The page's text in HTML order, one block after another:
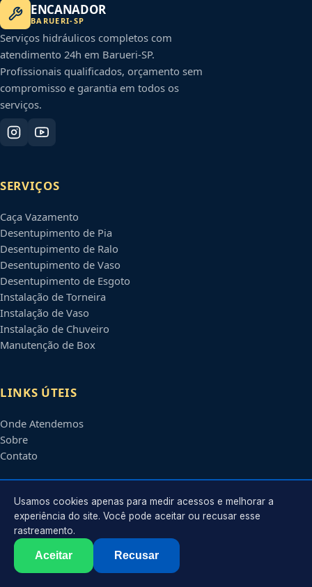
ENCANADOR
BARUERI-SP
Serviços hidráulicos completos com
atendimento 24h em Barueri-SP.
Profissionais qualificados, orçamento sem
compromisso e garantia em todos os
serviços.
SERVIÇOS
Caça Vazamento
Desentupimento de Pia
Desentupimento de Ralo
Desentupimento de Vaso
Desentupimento de Esgoto
Instalação de Torneira
Instalação de Vaso
Instalação de Chuveiro
Manutenção de Box
LINKS ÚTEIS
Onde Atendemos
Sobre
Contato
CONTATO
Atendimento em
contato@encanadorembarueri.com.br
2026 Encanador emBarueri
. Todos os direitos reservados.
Usamos cookies apenas para medir acessos e melhorar a
experiência do site. Você pode aceitar ou recusar esse
rastreamento.
Aceitar Recusar